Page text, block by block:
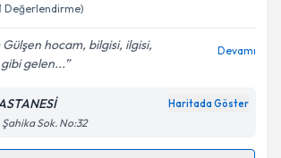
verilerimin işlenmesine ilişkin
Aydınlatma
okudum ve kişisel verilerimin belirtilen
işlenmesini kabul ediyorum.
Değerlendirme)
hocam, bilgisi, ilgisi,
gelen...
Devamı
Haritada Göster
Sok. No:32